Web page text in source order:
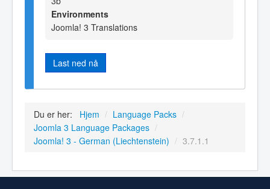
Environments
Joomla! 3 Translations
Last ned nå
Du er her: Hjem / Language Packs /
Joomla 3 Language Packages /
Joomla! 3 - German (Liechtenstein) / 3.7.1.1